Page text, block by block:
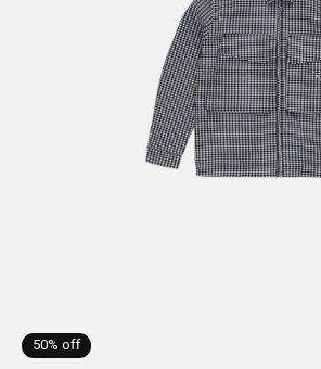
50% off